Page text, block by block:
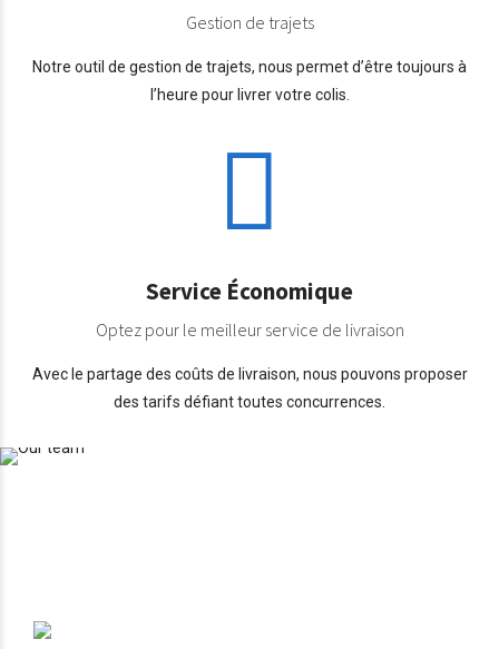
Gestion de trajets
Notre outil de gestion de trajets, nous permet d’être toujours à
l’heure pour livrer votre colis.
Service Économique
Optez pour le meilleur service de livraison
Avec le partage des coûts de livraison, nous pouvons proposer
des tarifs défiant toutes concurrences.